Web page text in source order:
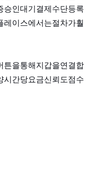
승인 대기, 결제 수단 등록
레이스에서는 절차가 훨
버튼을 통해 지갑을 연결합
시간당 요금, 신뢰도 점수